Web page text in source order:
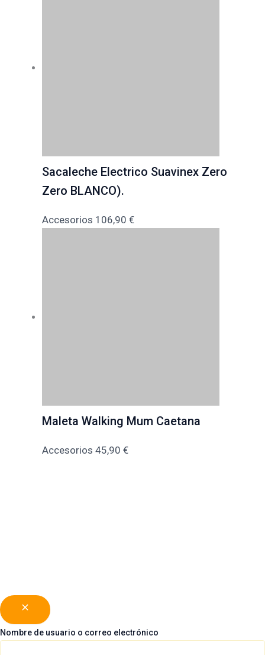
Sacaleche Electrico Suavinex Zero
Zero BLANCO).
Accesorios 106,90 €
Maleta Walking Mum Caetana
Accesorios 45,90 €
Nombre de usuario o correo electrónico